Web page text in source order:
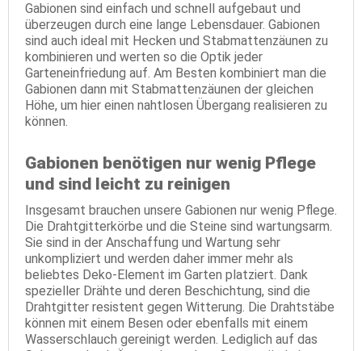
Gabionen sind einfach und schnell aufgebaut und
überzeugen durch eine lange Lebensdauer. Gabionen
sind auch ideal mit Hecken und Stabmattenzäunen zu
kombinieren und werten so die Optik jeder
Garteneinfriedung auf. Am Besten kombiniert man die
Gabionen dann mit Stabmattenzäunen der gleichen
Höhe, um hier einen nahtlosen Übergang realisieren zu
können.
Gabionen benötigen nur wenig Pflege
und sind leicht zu reinigen
Insgesamt brauchen unsere Gabionen nur wenig Pflege.
Die Drahtgitterkörbe und die Steine sind wartungsarm.
Sie sind in der Anschaffung und Wartung sehr
unkompliziert und werden daher immer mehr als
beliebtes Deko-Element im Garten platziert. Dank
spezieller Drähte und deren Beschichtung, sind die
Drahtgitter resistent gegen Witterung. Die Drahtstäbe
können mit einem Besen oder ebenfalls mit einem
Wasserschlauch gereinigt werden. Lediglich auf das